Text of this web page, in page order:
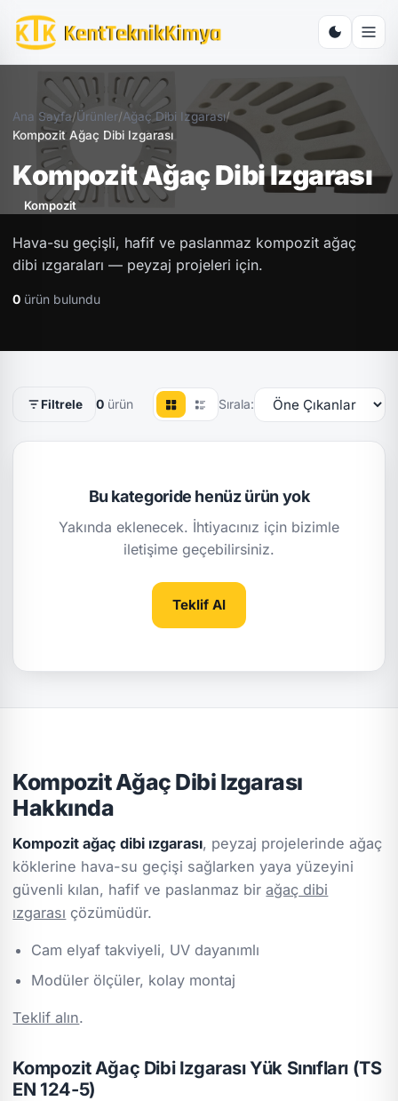
Ana Sayfa/Ürünler/Ağaç Dibi Izgarası/
Kompozit Ağaç Dibi Izgarası
Kompozit Ağaç Dibi Izgarası
Kompozit
Hava-su geçişli, hafif ve paslanmaz kompozit ağaç
dibi ızgaraları — peyzaj projeleri için.
0 ürün bulundu
Filtrele 0 ürün Sırala:
Bu kategoride henüz ürün yok
Yakında eklenecek. İhtiyacınız için bizimle
iletişime geçebilirsiniz.
Teklif Al
Kompozit Ağaç Dibi Izgarası
Hakkında
Kompozit ağaç dibi ızgarası, peyzaj projelerinde ağaç
köklerine hava-su geçişi sağlarken yaya yüzeyini
güvenli kılan, hafif ve paslanmaz birağaç dibi
ızgarası çözümüdür.
Cam elyaf takviyeli, UV dayanımlı
Modüler ölçüler, kolay montaj
Teklif alın.
Kompozit Ağaç Dibi Izgarası Yük Sınıfları (TS
EN 124-5)